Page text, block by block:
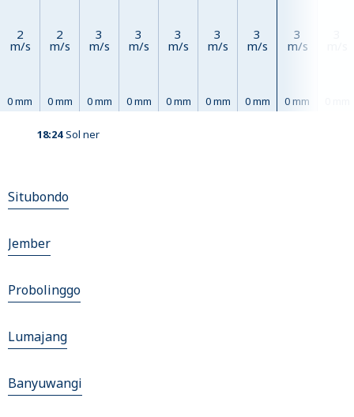
2
m/s
0 mm
2
m/s
0 mm
3
m/s
0 mm
3
m/s
0 mm
3
m/s
0 mm
3
m/s
0 mm
3
m/s
0 mm
3
m/s
0 mm
18:24 Sol ner
Situbondo
Jember
Probolinggo
Lumajang
Banyuwangi